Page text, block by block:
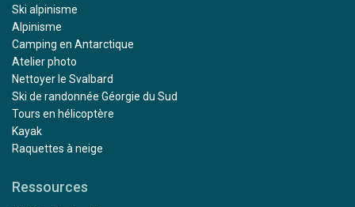
Ski alpinisme
Alpinisme
Camping en Antarctique
Atelier photo
Nettoyer le Svalbard
Ski de randonnée Géorgie du Sud
Tours en hélicoptère
Kayak
Raquettes à neige
Ressources